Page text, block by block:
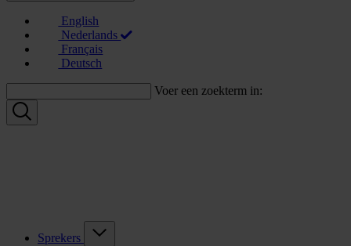
English
Nederlands
Français
Deutsch
Voer een zoekterm in:
Sprekers